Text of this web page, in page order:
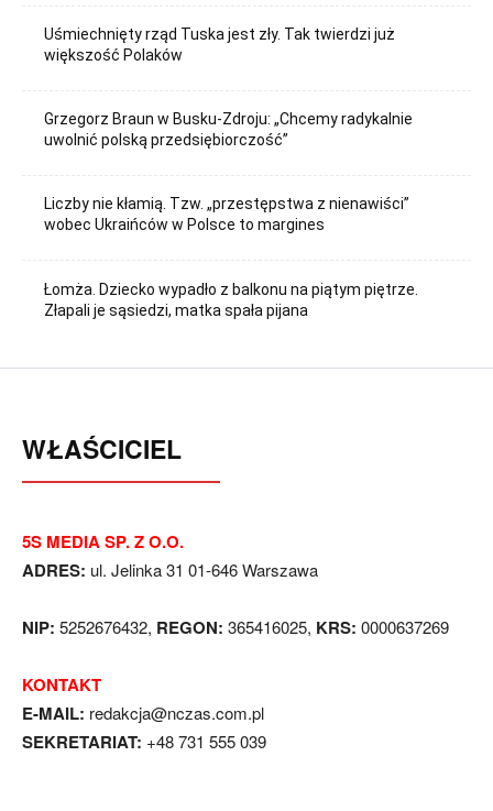
Uśmiechnięty rząd Tuska jest zły. Tak twierdzi już
większość Polaków
Grzegorz Braun w Busku-Zdroju: „Chcemy radykalnie
uwolnić polską przedsiębiorczość”
Liczby nie kłamią. Tzw. „przestępstwa z nienawiści”
wobec Ukraińców w Polsce to margines
Łomża. Dziecko wypadło z balkonu na piątym piętrze.
Złapali je sąsiedzi, matka spała pijana
WŁAŚCICIEL
5S MEDIA SP. Z O.O.
ADRES: ul. Jelinka 31 01-646 Warszawa
NIP: 5252676432, REGON: 365416025, KRS: 0000637269
KONTAKT
E-MAIL: redakcja@nczas.com.pl
SEKRETARIAT: +48 731 555 039